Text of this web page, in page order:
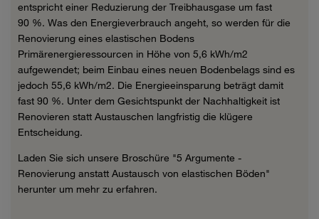
entspricht einer Reduzierung der Treibhausgase um fast
90 %. Was den Energieverbrauch angeht, so werden für die
Renovierung eines elastischen Bodens
Primärenergieressourcen in Höhe von 5,6 kWh/m2
aufgewendet; beim Einbau eines neuen Bodenbelags sind es
jedoch 55,6 kWh/m2. Die Energieeinsparung beträgt damit
fast 90 %. Unter dem Gesichtspunkt der Nachhaltigkeit ist
Renovieren statt Austauschen langfristig die klügere
Entscheidung.
Laden Sie sich unsere Broschüre "5 Argumente -
Renovierung anstatt Austausch von elastischen Böden"
herunter um mehr zu erfahren.